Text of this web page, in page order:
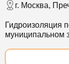
г. Москва,
Гидроизоляция
муниципальном